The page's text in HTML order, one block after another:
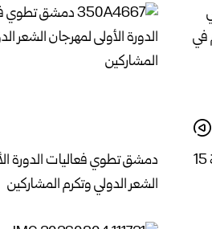
اختتام دورة لغة الإشارة في إدلب بمشاركة 15
دمشق تطوي فعاليات الدورة
الشعر الدولي وتكرم المشاركين